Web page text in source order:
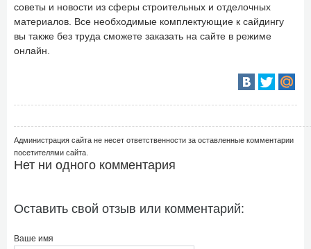
советы и новости из сферы строительных и отделочных
материалов. Все необходимые комплектующие к сайдингу
вы также без труда сможете заказать на сайте в режиме
онлайн.
Администрация сайта не несет ответственности за оставленные комментарии
посетителями сайта.
Нет ни одного комментария
Оставить свой отзыв или комментарий:
Ваше имя